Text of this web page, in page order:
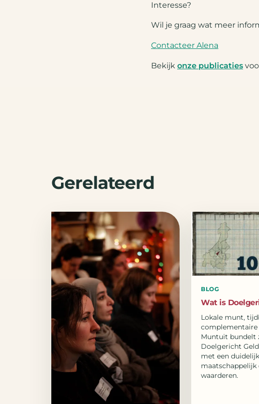
Interesse?
Wil je graag wat meer
Contacteer Alena
Bekijk onze publicaties
Gerelateerd
BLOG
Wat is
Lokale munt,
Muntuit bundelt
Doelgericht
met een duidelijk
maatschappelijk
waarderen.